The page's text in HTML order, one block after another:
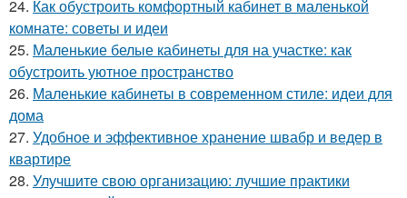
24. Как обустроить комфортный кабинет в маленькой
комнате: советы и идеи
25. Маленькие белые кабинеты для на участке: как
обустроить уютное пространство
26. Маленькие кабинеты в современном стиле: идеи для
дома
27. Удобное и эффективное хранение швабр и ведер в
квартире
28. Улучшите свою организацию: лучшие практики